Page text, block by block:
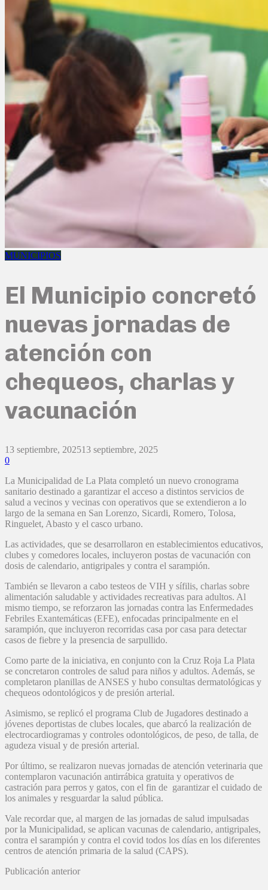
MUNICIPIOS
El Municipio concretó
nuevas jornadas de
atención con
chequeos, charlas y
vacunación
13 septiembre, 202513 septiembre, 2025
0
La Municipalidad de La Plata completó un nuevo cronograma
sanitario destinado a garantizar el acceso a distintos servicios de
salud a vecinos y vecinas con operativos que se extendieron a lo
largo de la semana en San Lorenzo, Sicardi, Romero, Tolosa,
Ringuelet, Abasto y el casco urbano.
Las actividades, que se desarrollaron en establecimientos educativos,
clubes y comedores locales, incluyeron postas de vacunación con
dosis de calendario, antigripales y contra el sarampión.
También se llevaron a cabo testeos de VIH y sífilis, charlas sobre
alimentación saludable y actividades recreativas para adultos. Al
mismo tiempo, se reforzaron las jornadas contra las Enfermedades
Febriles Exantemáticas (EFE), enfocadas principalmente en el
sarampión, que incluyeron recorridas casa por casa para detectar
casos de fiebre y la presencia de sarpullido.
Como parte de la iniciativa, en conjunto con la Cruz Roja La Plata
se concretaron controles de salud para niños y adultos. Además, se
completaron planillas de ANSES y hubo consultas dermatológicas y
chequeos odontológicos y de presión arterial.
Asimismo, se replicó el programa Club de Jugadores destinado a
jóvenes deportistas de clubes locales, que abarcó la realización de
electrocardiogramas y controles odontológicos, de peso, de talla, de
agudeza visual y de presión arterial.
Por último, se realizaron nuevas jornadas de atención veterinaria que
contemplaron vacunación antirrábica gratuita y operativos de
castración para perros y gatos, con el fin de garantizar el cuidado de
los animales y resguardar la salud pública.
Vale recordar que, al margen de las jornadas de salud impulsadas
por la Municipalidad, se aplican vacunas de calendario, antigripales,
contra el sarampión y contra el covid todos los días en los diferentes
centros de atención primaria de la salud (CAPS).
Publicación anterior